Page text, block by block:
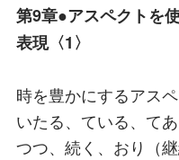
第9章●アスペクトを
表現〈1〉
時を豊かにするアス
いたる、ている、て
つつ、続く、おり（